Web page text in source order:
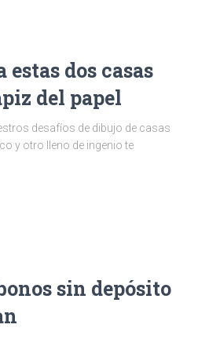
dos casas
del papel
desafíos de dibujo de casas
y otro lleno de ingenio te
sin depósito